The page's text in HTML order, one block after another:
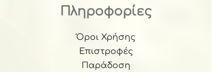
Πληροφορίες
Όροι Χρήσης
Επιστροφές
Παράδοση